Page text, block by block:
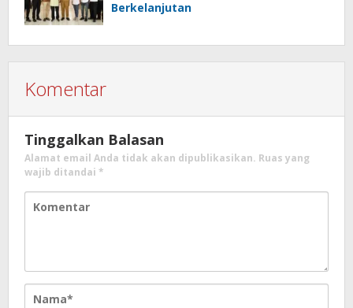
Berkelanjutan
Komentar
Tinggalkan Balasan
Alamat email Anda tidak akan dipublikasikan. Ruas yang
wajib ditandai *